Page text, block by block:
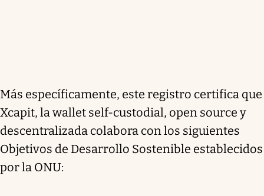
Más específicamente, este registro certifica que
Xcapit, la wallet self-custodial, open source y
descentralizada colabora con los siguientes
Objetivos de Desarrollo Sostenible establecidos
por la ONU: